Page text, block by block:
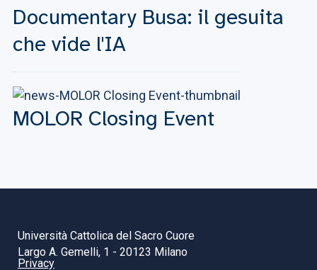
Documentary Busa: il gesuita
che vide l'IA
MOLOR Closing Event
Università Cattolica del Sacro Cuore
Largo A. Gemelli, 1 - 20123 Milano
Privacy